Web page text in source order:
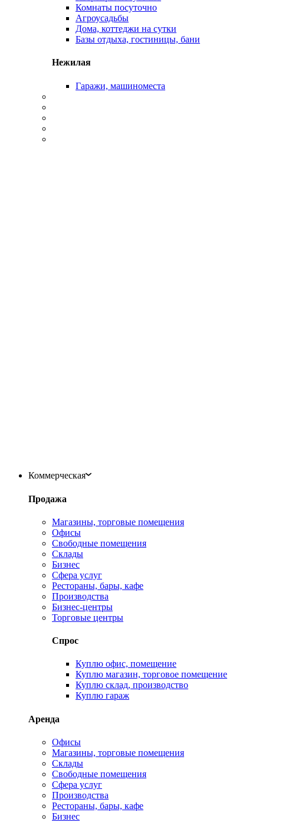
Комнаты посуточно
Агроусадьбы
Дома, коттеджи на сутки
Базы отдыха, гостиницы, бани
Нежилая
Гаражи, машиноместа
Коммерческая
Продажа
Магазины, торговые помещения
Офисы
Свободные помещения
Склады
Бизнес
Сфера услуг
Рестораны, бары, кафе
Производства
Бизнес-центры
Торговые центры
Спрос
Куплю офис, помещение
Куплю магазин, торговое помещение
Куплю склад, производство
Куплю гараж
Аренда
Офисы
Магазины, торговые помещения
Склады
Свободные помещения
Сфера услуг
Производства
Рестораны, бары, кафе
Бизнес